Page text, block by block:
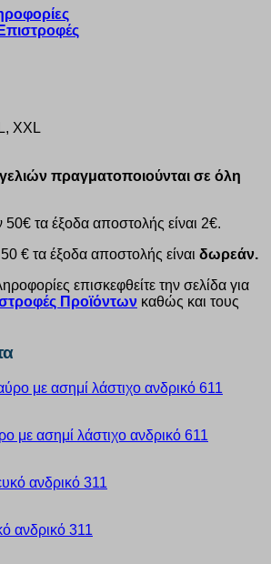
XXL
πραγματοποιούνται σε όλη
τα έξοδα αποστολής είναι 2€.
€ τα έξοδα αποστολής είναι δωρεάν.
επισκεφθείτε την σελίδα για
Προϊόντων καθώς και τους
με ασημί λάστιχο ανδρικό 611
ανδρικό 311